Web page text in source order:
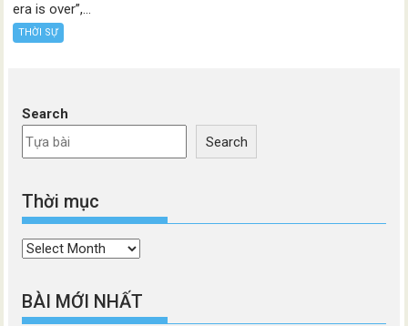
era is over”,...
THỜI SỰ
Search
Search
Thời mục
Thời
BÀI MỚI NHẤT